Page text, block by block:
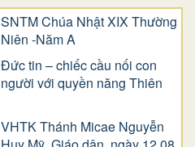
SNTM Chúa Nhật XIX Thường
Niên -Năm A
Đức tin – chiếc cầu nối con
người với quyền năng Thiên
VHTK Thánh Micae Nguyễn